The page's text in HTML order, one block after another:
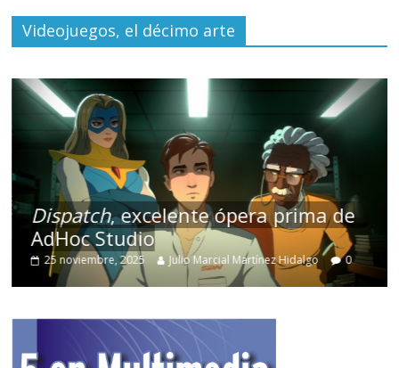
Videojuegos, el décimo arte
Dispatch, excelente ópera prima de
AdHoc Studio
25 noviembre, 2025 Julio Marcial Martínez Hidalgo 0